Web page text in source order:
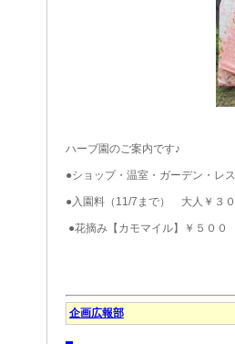
ハーブ園のご案内です♪
●ショップ・温室・ガーデン・
●入園料（11/7まで） 大人￥３
●花摘み【カモマイル
企画広報部